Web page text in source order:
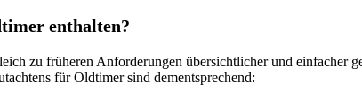
enthalten?
zu früheren Anforderungen übersichtlicher und einfacher
für Oldtimer sind dementsprechend: